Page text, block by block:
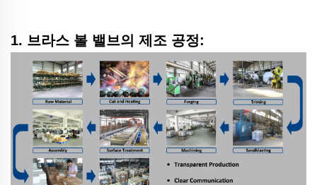
1. 브라스 볼 밸브의 제조 공정: